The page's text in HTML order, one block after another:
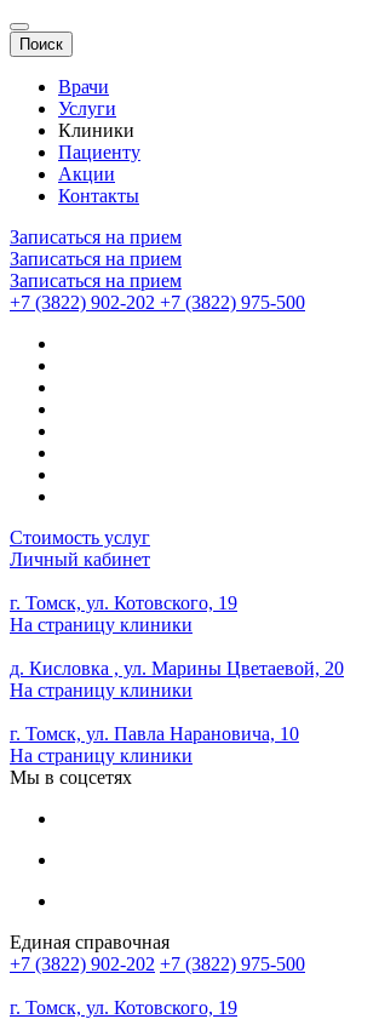
Поиск
Врачи
Услуги
Клиники
Пациенту
Акции
Контакты
Записаться на прием
Записаться на прием
Записаться на прием
+7 (3822) 902-202 +7 (3822) 975-500
Стоимость услуг
Личный кабинет
г. Томск, ул. Котовского, 19
На страницу клиники
д. Кисловка , ул. Марины Цветаевой, 20
На страницу клиники
г. Томск, ул. Павла Нарановича, 10
На страницу клиники
Мы в соцсетях
Единая справочная
+7 (3822) 902-202 +7 (3822) 975-500
г. Томск, ул. Котовского, 19